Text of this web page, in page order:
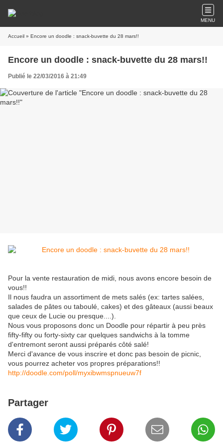
MENU
Accueil » Encore un doodle : snack-buvette du 28 mars!!
Encore un doodle : snack-buvette du 28 mars!!
Publié le 22/03/2016 à 21:49
Pour la vente restauration de midi, nous avons encore besoin de
vous!!
Il nous faudra un assortiment de mets salés (ex: tartes salées,
salades de pâtes ou taboulé, cakes) et des gâteaux (aussi beaux
que ceux de Lucie ou presque....).
Nous vous proposons donc un Doodle pour répartir à peu près
fifty-fifty ou forty-sixty car quelques sandwichs à la tomme
d'entremont seront aussi préparés côté salé!
Merci d'avance de vous inscrire et donc pas besoin de picnic,
vous pourrez acheter vos propres préparations!!
http://doodle.com/poll/myxibwmspnueuw7f
Partager